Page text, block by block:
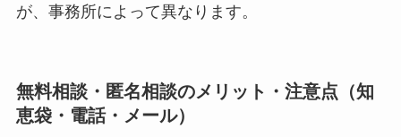
が、事務所によって異なります。
無料相談・匿名相談のメリット・注意点（知
恵袋・電話・メール）